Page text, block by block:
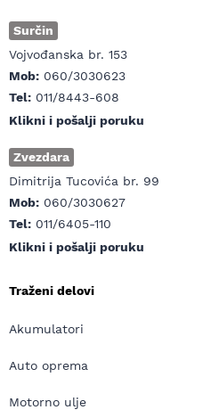
Surčin
Vojvođanska br. 153
Mob: 060/3030623
Tel: 011/8443-608
Klikni i pošalji poruku
Zvezdara
Dimitrija Tucovića br. 99
Mob: 060/3030627
Tel: 011/6405-110
Klikni i pošalji poruku
Traženi delovi
Akumulatori
Auto oprema
Motorno ulje